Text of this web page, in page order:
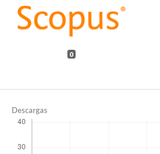
0
Descargas